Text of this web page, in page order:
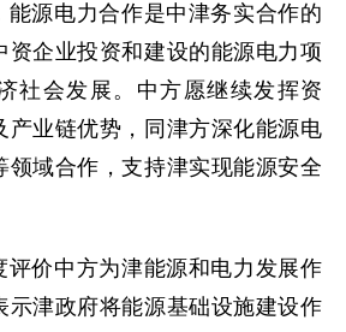
能源电力合作是中津务实合作的
资企业投资和建设的能源电力项
社会发展。中方愿继续发挥资
产业链优势，同津方深化能源电
领域合作，支持津实现能源安全
评价中方为津能源和电力发展作
示津政府将能源基础设施建设作